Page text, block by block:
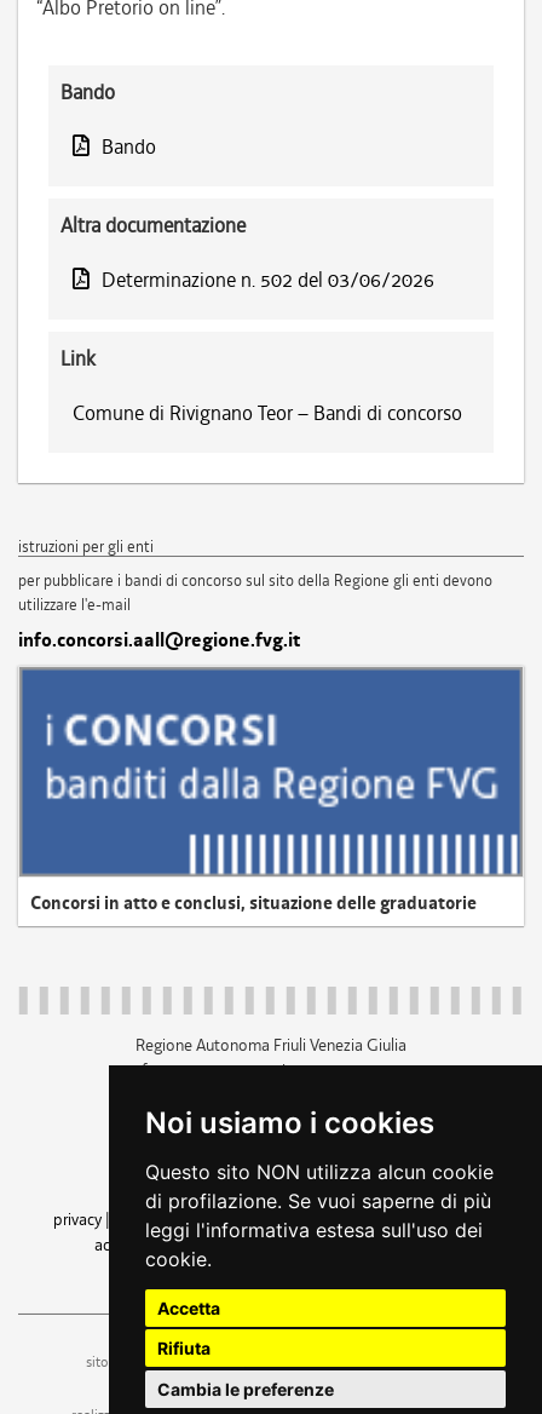
Noi usiamo i cookies
Questo sito NON utilizza alcun cookie
di profilazione. Se vuoi saperne di più
leggi l'informativa estesa sull'uso dei
cookie.
Accetta
Rifiuta
Cambia le preferenze
“Albo Pretorio on line”.
Bando
Bando
Altra documentazione
Determinazione n. 502 del 03/06/2026
Link
Comune di Rivignano Teor – Bandi di concorso
istruzioni per gli enti
per pubblicare i bandi di concorso sul sito della Regione gli enti devono
utilizzare l'e-mail
info.concorsi.aall@regione.fvg.it
Concorsi in atto e conclusi, situazione delle graduatorie
Regione Autonoma Friuli Venezia Giulia
c.f. 80014930327; p.iva 00526040324
+39 040 3771111
amministrazione trasparente
privacy
cookie |note legali accessibilità
dichiarazione di
accessibilità| feedback
cambio preferenze cookie
sito a cura dell'ufficio stampa e comunicazione